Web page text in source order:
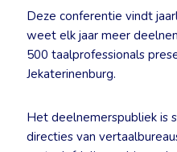
Deze conferentie vindt
weet elk jaar meer
500 taalprofessionals
Jekaterinenburg.
Het deelnemerspubliek is
directies van